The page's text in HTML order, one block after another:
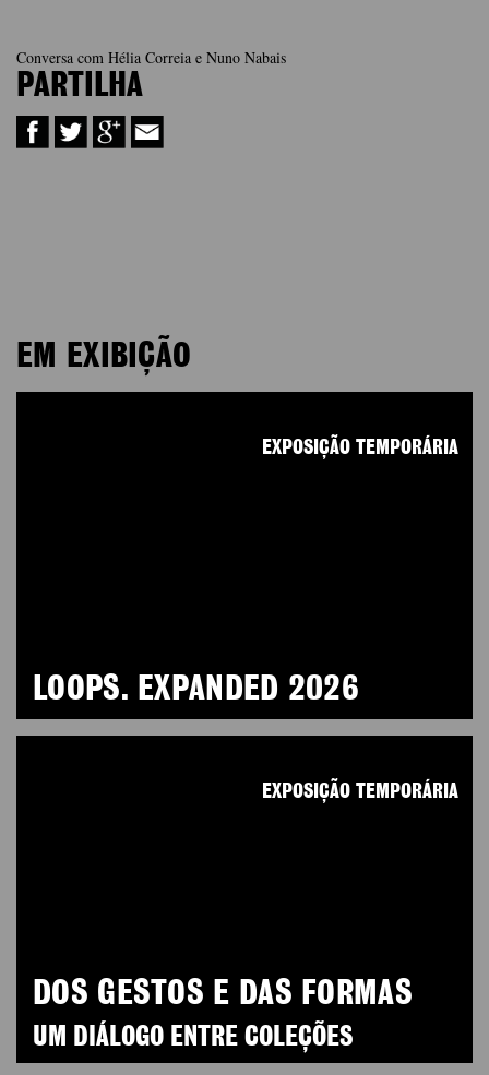
Conversa com Hélia Correia e Nuno Nabais
PARTILHA
EM EXIBIÇÃO
LOOPS. EXPANDED 2026
EXPOSIÇÃO TEMPORÁRIA
DOS GESTOS E DAS FORMAS
UM DIÁLOGO ENTRE COLEÇÕES
EXPOSIÇÃO TEMPORÁRIA